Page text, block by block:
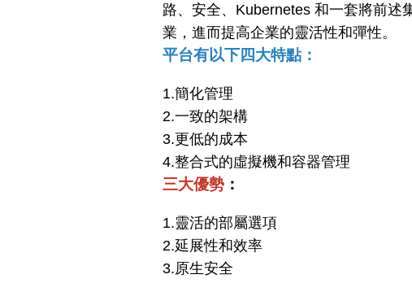
路、安全、Kubernetes 和一套將前述
業，進而提高企業的靈活性和彈性。
平台有以下四大特點：
1.簡化管理
2.一致的架構
3.更低的成本
4.整合式的虛擬機和容器管理
三大優勢 ：
1.靈活的部屬選項
2.延展性和效率
3.原生安全